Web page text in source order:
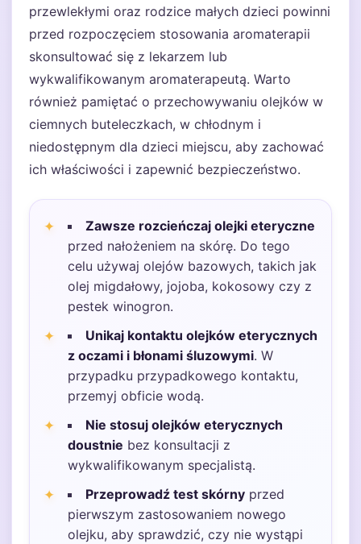
przewlekłymi oraz rodzice małych dzieci powinni
przed rozpoczęciem stosowania aromaterapii
skonsultować się z lekarzem lub
wykwalifikowanym aromaterapeutą. Warto
również pamiętać o przechowywaniu olejków w
ciemnych buteleczkach, w chłodnym i
niedostępnym dla dzieci miejscu, aby zachować
ich właściwości i zapewnić bezpieczeństwo.
Zawsze rozcieńczaj olejki eteryczne
przed nałożeniem na skórę. Do tego
celu używaj olejów bazowych, takich jak
olej migdałowy, jojoba, kokosowy czy z
pestek winogron.
Unikaj kontaktu olejków eterycznych
z oczami i błonami śluzowymi. W
przypadku przypadkowego kontaktu,
przemyj obficie wodą.
Nie stosuj olejków eterycznych
doustnie bez konsultacji z
wykwalifikowanym specjalistą.
Przeprowadź test skórny przed
pierwszym zastosowaniem nowego
olejku, aby sprawdzić, czy nie wystąpi